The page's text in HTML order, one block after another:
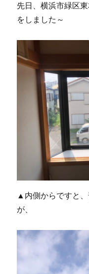
先日、横浜市緑区
をしました～
▲内側からですと
が、